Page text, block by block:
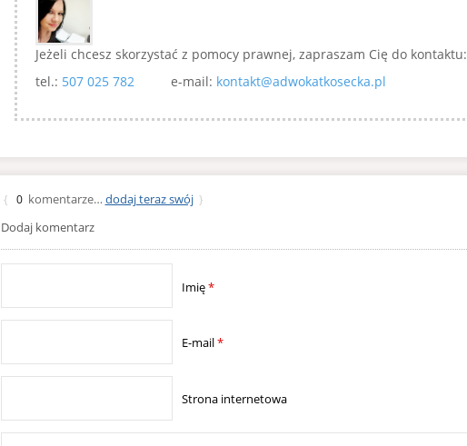
Jeżeli chcesz skorzystać z pomocy prawnej, zapraszam Cię do kontaktu:
tel.: 507 025 782 e-mail: kontakt@adwokatkosecka.pl
{ 0 komentarze… dodaj teraz swój }
Dodaj komentarz
Imię*
E-mail*
Strona internetowa